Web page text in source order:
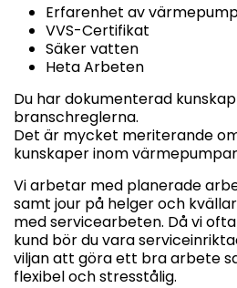
Erfarenhet av
VVS-Certifikat
Säker vatten
Heta Arbeten
Du har dokumenterad
branschreglerna.
Det är mycket meriterande
kunskaper inom
Vi arbetar med planerade
samt jour på helger och
med servicearbeten. Då vi
kund bör du vara
viljan att göra ett bra arbete
flexibel och stresstålig.